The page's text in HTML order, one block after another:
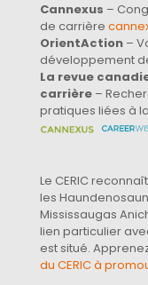
Cannexus –
de carrière
OrientAction –
développement
La revue
carrière –
pratiques liées à
Le CERIC
les
Mississaugas
lien particulier
est situé.
du CERIC à